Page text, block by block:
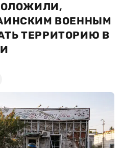
ВОЕННЫМ
ТЕРРИТОРИЮ В